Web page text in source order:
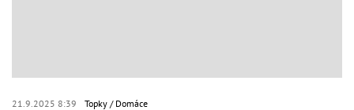
21.9.2025 8:39 Topky Domáce